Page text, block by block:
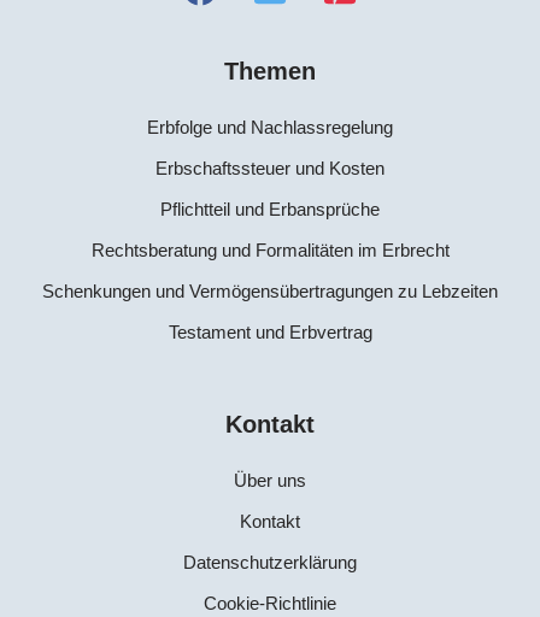
Themen
Erbfolge und Nachlassregelung
Erbschaftssteuer und Kosten
Pflichtteil und Erbansprüche
Rechtsberatung und Formalitäten im Erbrecht
Schenkungen und Vermögensübertragungen zu Lebzeiten
Testament und Erbvertrag
Kontakt
Über uns
Kontakt
Datenschutzerklärung
Cookie-Richtlinie